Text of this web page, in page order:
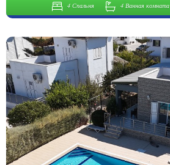
4 Спальня 4 Ванная комната